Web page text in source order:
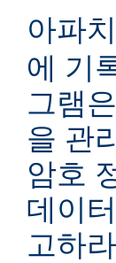
아파
에 기
그램
을 관
암호
데이
고하